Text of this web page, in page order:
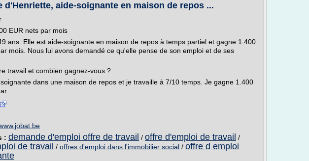
d'Henriette, aide-soignante en maison de repos ...
EUR nets par mois
ans. Elle est aide-soignante en maison de repos à temps partiel et gagne 1.400
mois. Nous lui avons demandé ce qu'elle pense de son emploi et de ses
travail et combien gagnez-vous ?
dans une maison de repos et je travaille à 7/10 temps. Je gagne 1.400
: demande d'emploi offre de travail / offre d'emploi de travail /
de travail / offres d'emploi dans l'immobilier social / offre d emploi